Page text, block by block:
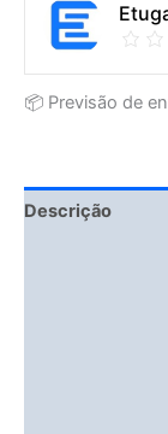
📦 Previsão de
Descrição